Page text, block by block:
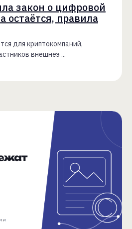
закон о цифровой
остаётся, правила
для криптокомпаний,
внешнеэ ...